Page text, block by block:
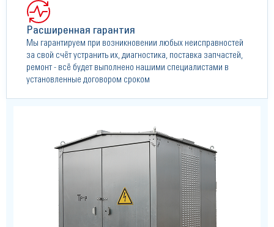
Расширенная гарантия
Мы гарантируем при возникновении любых неисправностей
за свой счёт устранить их, диагностика, поставка запчастей,
ремонт - всё будет выполнено нашими специалистами в
установленные договором сроком